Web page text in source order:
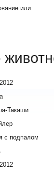
или
Такаши
с подпалом